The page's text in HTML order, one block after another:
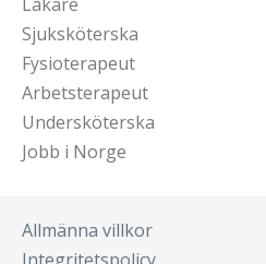
Sjuksköterska
Fysioterapeut
Arbetsterapeut
Undersköterska
Jobb i Norge
Allmänna villkor
Integritetspolicy